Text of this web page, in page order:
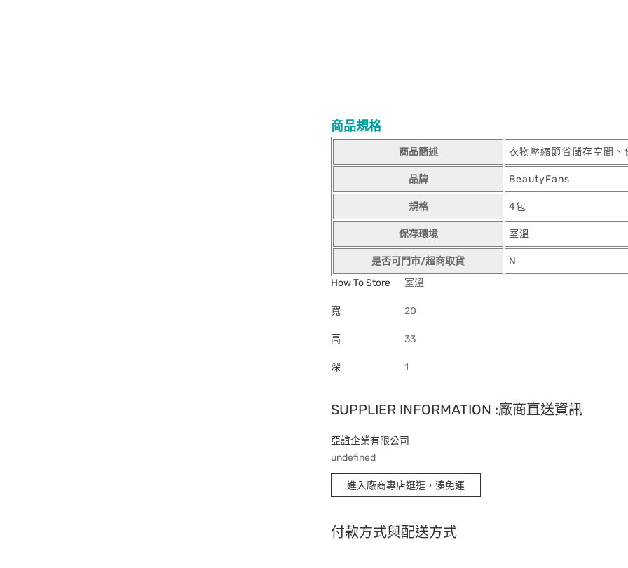
商品規格
商品簡述 衣物壓縮節省儲存空間、
品牌 BeautyFans
規格 4包
保存環境 室溫
是否可門市/超商取貨
N
How To Store
室溫
寬 20
高 33
深 1
SUPPLIER INFORMATION :廠商直送資訊
亞誼企業有限公司
undefined
進入廠商專店逛逛，湊免運
付款方式與配送方式